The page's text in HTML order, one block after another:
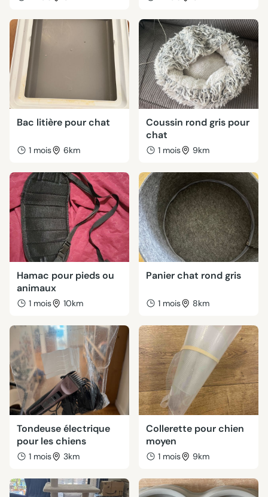
Bac litière pour chat
1 mois 6km
Coussin rond gris pour
chat
1 mois 9km
Hamac pour pieds ou
animaux
1 mois 10km
Panier chat rond gris
1 mois 8km
Tondeuse électrique
pour les chiens
1 mois 3km
Collerette pour chien
moyen
1 mois 9km